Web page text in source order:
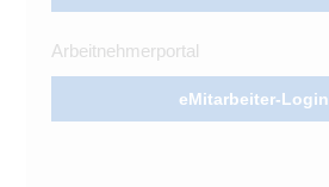
Arbeitnehmerportal
eMitarbeiter-Login